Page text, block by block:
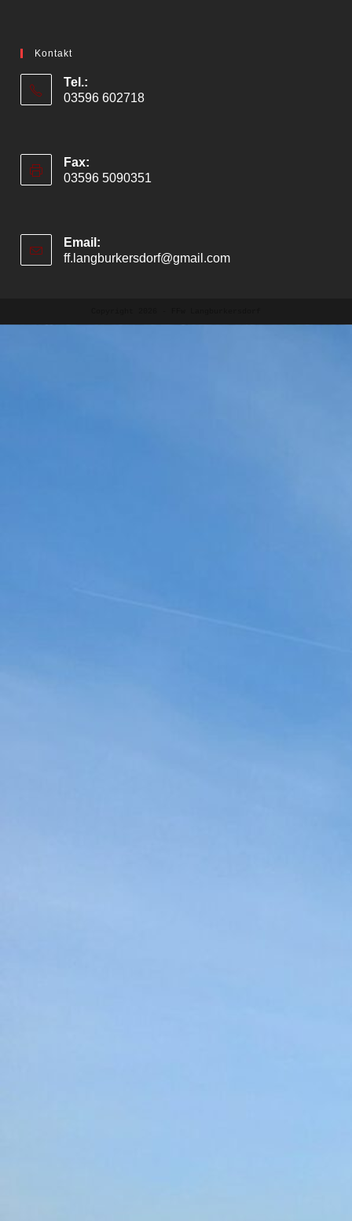
Kontakt
Tel.:
03596 602718
Fax:
03596 5090351
Email:
ff.langburkersdorf@gmail.comOpens